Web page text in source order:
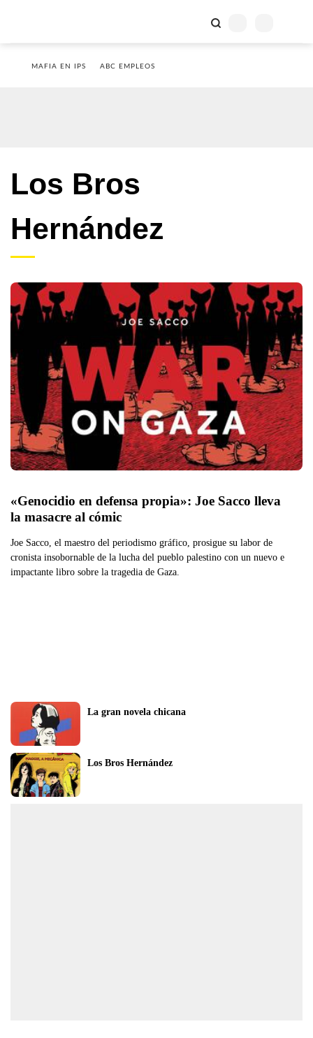
MAFIA EN IPS ABC EMPLEOS
Los Bros
Hernández
«Genocidio en defensa propia»: Joe Sacco lleva
la masacre al cómic
Joe Sacco, el maestro del periodismo gráfico, prosigue su labor de
cronista insobornable de la lucha del pueblo palestino con un nuevo e
impactante libro sobre la tragedia de Gaza.
La gran novela chicana
Los Bros Hernández